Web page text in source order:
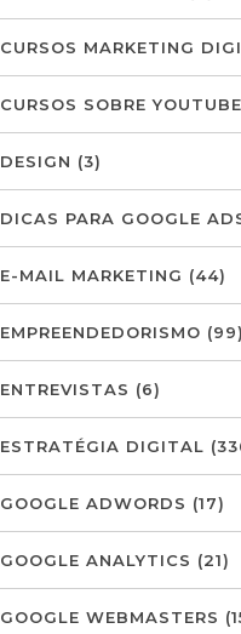
CURSOS MARKETING
CURSOS SOBRE YOUTUBE
DESIGN (3)
DICAS PARA GOOGLE
E-MAIL MARKETING (44)
EMPREENDEDORISMO (99)
ENTREVISTAS (6)
ESTRATÉGIA DIGITAL
GOOGLE ADWORDS (17)
GOOGLE ANALYTICS (21)
GOOGLE WEBMASTERS